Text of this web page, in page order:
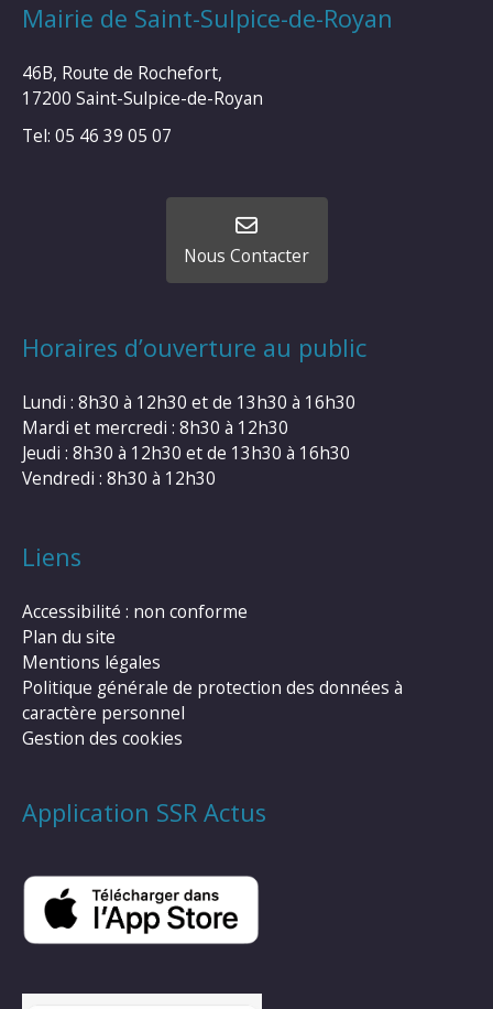
Mairie de Saint-Sulpice-de-Royan
46B, Route de Rochefort,
17200 Saint-Sulpice-de-Royan
Tel: 05 46 39 05 07
Nous Contacter
Horaires d’ouverture au public
Lundi : 8h30 à 12h30 et de 13h30 à 16h30
Mardi et mercredi : 8h30 à 12h30
Jeudi : 8h30 à 12h30 et de 13h30 à 16h30
Vendredi : 8h30 à 12h30
Liens
Accessibilité : non conforme
Plan du site
Mentions légales
Politique générale de protection des données à
caractère personnel
Gestion des cookies
Application SSR Actus